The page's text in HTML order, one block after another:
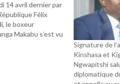
14 avril dernier par
Félix
le boxeur
Makabu s’est vu
soit une
passeport
Signature de
Kinshasa et
Ngwapitshi
diplomatique